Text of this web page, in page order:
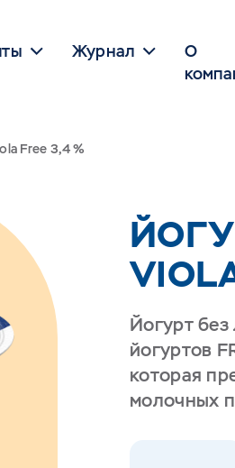
Журнал
О
Free 3,4 %
Йогурт
йогуртов
которая
молочных